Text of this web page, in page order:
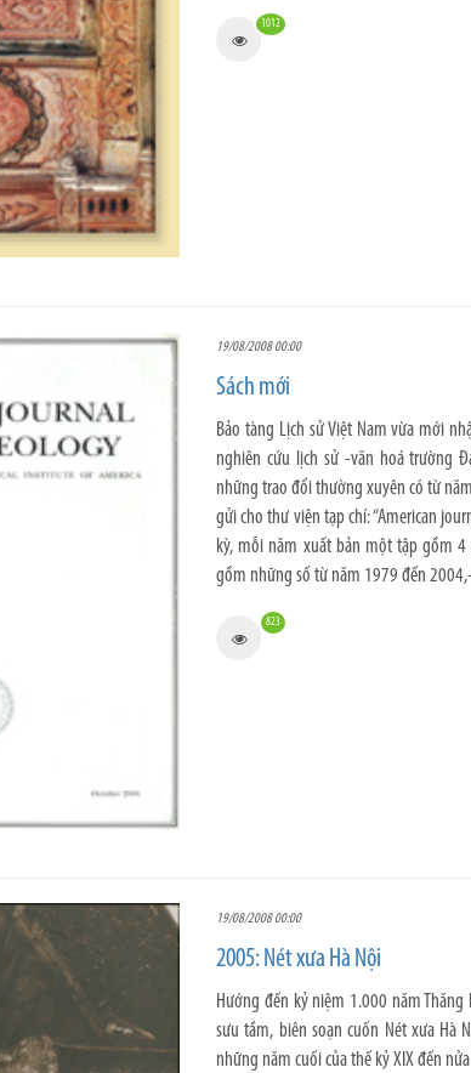
1012
19/08/2008 00:00
Sách mới
Bảo tàng Lịch sử Việt Nam vừa mới
nghiên cứu lịch sử -văn hoá trường
những trao đổi thường xuyên có từ
gửi cho thư viện tạp chí: “American
kỳ, mỗi năm xuất bản một tập gồm
gồm những số từ năm 1979 đến
823
19/08/2008 00:00
2005: Nét xưa Hà Nội
Hướng đến kỷ niệm 1.000 năm
sưu tầm, biên soạn cuốn Nét xưa
những năm cuối của thế kỷ XIX đến